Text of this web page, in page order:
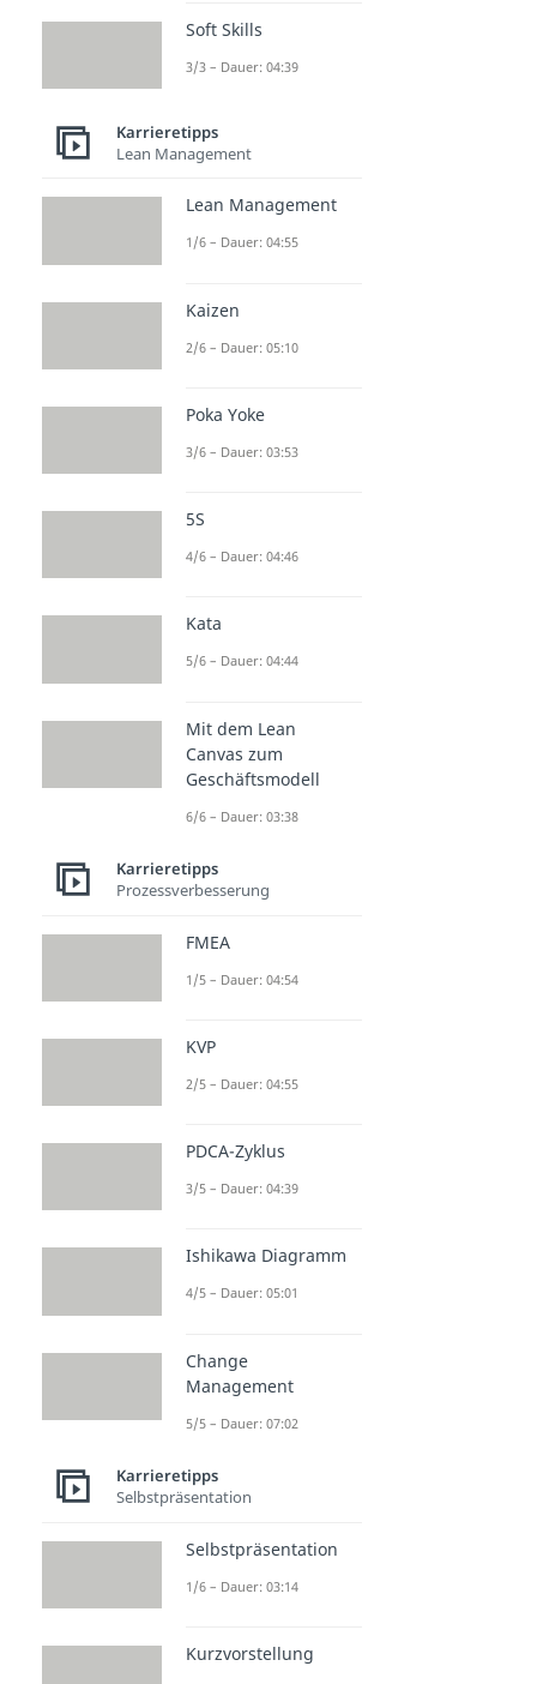
Soft Skills
3/3 – Dauer: 04:39
Karrieretipps
Lean Management
Lean Management
1/6 – Dauer: 04:55
Kaizen
2/6 – Dauer: 05:10
Poka Yoke
3/6 – Dauer: 03:53
5S
4/6 – Dauer: 04:46
Kata
5/6 – Dauer: 04:44
Mit dem Lean
Canvas zum
Geschäftsmodell
6/6 – Dauer: 03:38
Karrieretipps
Prozessverbesserung
FMEA
1/5 – Dauer: 04:54
KVP
2/5 – Dauer: 04:55
PDCA-Zyklus
3/5 – Dauer: 04:39
Ishikawa Diagramm
4/5 – Dauer: 05:01
Change
Management
5/5 – Dauer: 07:02
Karrieretipps
Selbstpräsentation
Selbstpräsentation
1/6 – Dauer: 03:14
Kurzvorstellung